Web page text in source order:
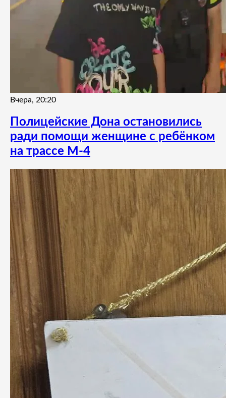
Вчера, 20:20
Полицейские Дона остановились
ради помощи женщине с ребёнком
на трассе М-4